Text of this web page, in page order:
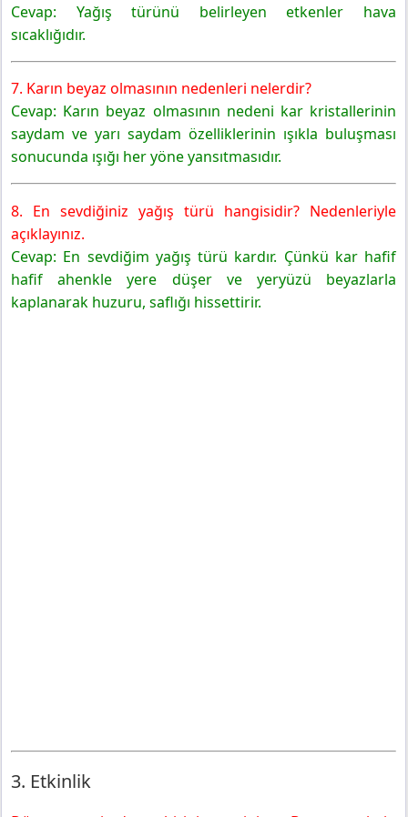
Cevap: Yağış türünü belirleyen etkenler hava
sıcaklığıdır.
7. Karın beyaz olmasının nedenleri nelerdir?
Cevap: Karın beyaz olmasının nedeni kar kristallerinin
saydam ve yarı saydam özelliklerinin ışıkla buluşması
sonucunda ışığı her yöne yansıtmasıdır.
8. En sevdiğiniz yağış türü hangisidir? Nedenleriyle
açıklayınız.
Cevap: En sevdiğim yağış türü kardır. Çünkü kar hafif
hafif ahenkle yere düşer ve yeryüzü beyazlarla
kaplanarak huzuru, saflığı hissettirir.
3. Etkinlik